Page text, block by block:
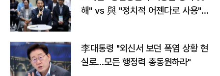
해" vs 與 "정치적 어젠다로 사용"
李대통령 "외신서 보던 폭염 상황 현
실로…모든 행정력 총동원하라"